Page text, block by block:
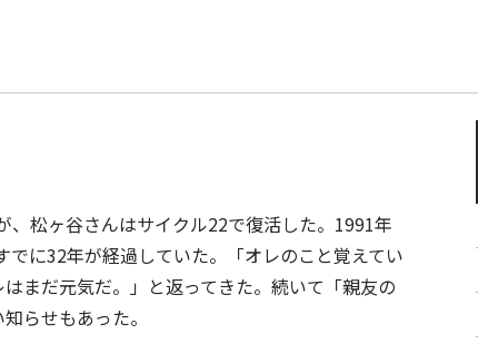
松ヶ谷さんはサイクル22で復活した。1991年
に32年が経過していた。「オレのこと覚えてい
まだ元気だ。」と返ってきた。続いて「親友の
らせもあった。